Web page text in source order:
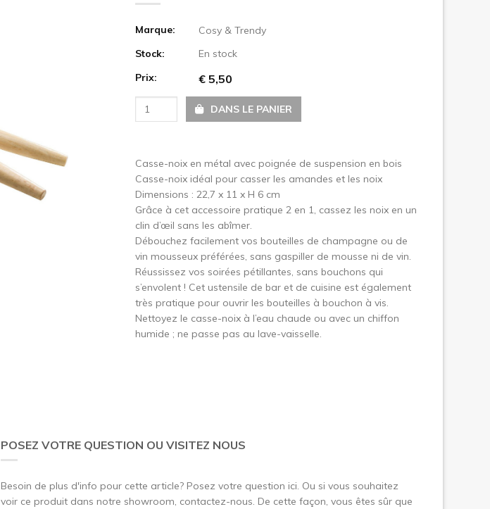
Marque:
Cosy & Trendy
Stock:
En stock
Prix:
€ 5,50
DANS LE PANIER
Casse-noix en métal avec poignée de suspension en bois
Casse-noix idéal pour casser les amandes et les noix
Dimensions : 22,7 x 11 x H 6 cm
Grâce à cet accessoire pratique 2 en 1, cassez les noix en un
clin d’œil sans les abîmer.
Débouchez facilement vos bouteilles de champagne ou de
vin mousseux préférées, sans gaspiller de mousse ni de vin.
Réussissez vos soirées pétillantes, sans bouchons qui
s’envolent ! Cet ustensile de bar et de cuisine est également
très pratique pour ouvrir les bouteilles à bouchon à vis.
Nettoyez le casse-noix à l’eau chaude ou avec un chiffon
humide ; ne passe pas au lave-vaisselle.
POSEZ VOTRE QUESTION OU VISITEZ NOUS
Besoin de plus d'info pour cette article? Posez votre question ici. Ou si vous souhaitez
voir ce produit dans notre showroom, contactez-nous. De cette façon, vous êtes sûr que